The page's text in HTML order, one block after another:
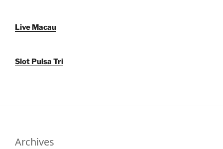
Live Macau
Slot Pulsa Tri
Archives